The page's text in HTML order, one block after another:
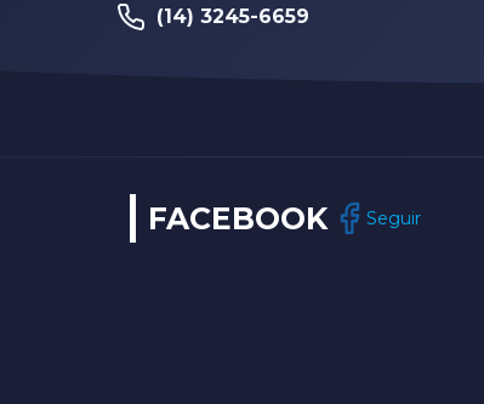
(14) 3245-6659
FACEBOOK Seguir